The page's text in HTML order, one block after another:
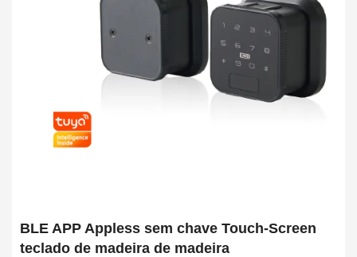
BLE APP Appless sem chave Touch-Screen
teclado de madeira de madeira